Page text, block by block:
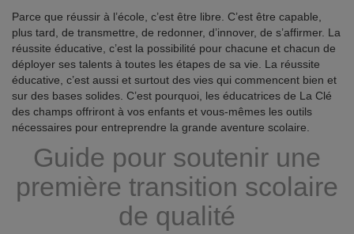
Parce que réussir à l’école, c’est être libre. C’est être capable,
plus tard, de transmettre, de redonner, d’innover, de s’affirmer. La
réussite éducative, c’est la possibilité pour chacune et chacun de
déployer ses talents à toutes les étapes de sa vie. La réussite
éducative, c’est aussi et surtout des vies qui commencent bien et
sur des bases solides. C’est pourquoi, les éducatrices de La Clé
des champs offriront à vos enfants et vous-mêmes les outils
nécessaires pour entreprendre la grande aventure scolaire.
Guide pour soutenir une
première transition scolaire
de qualité